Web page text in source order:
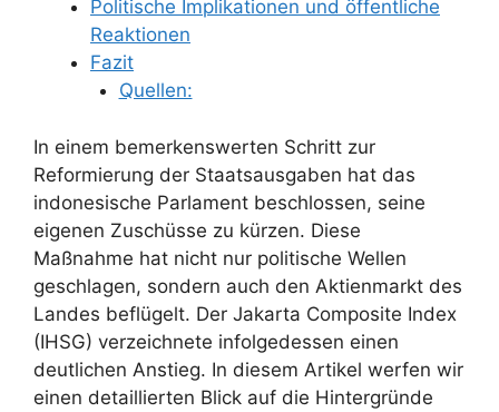
Politische Implikationen und öffentliche
Reaktionen
Fazit
Quellen:
In einem bemerkenswerten Schritt zur
Reformierung der Staatsausgaben hat das
indonesische Parlament beschlossen, seine
eigenen Zuschüsse zu kürzen. Diese
Maßnahme hat nicht nur politische Wellen
geschlagen, sondern auch den Aktienmarkt des
Landes beflügelt. Der Jakarta Composite Index
(IHSG) verzeichnete infolgedessen einen
deutlichen Anstieg. In diesem Artikel werfen wir
einen detaillierten Blick auf die Hintergründe